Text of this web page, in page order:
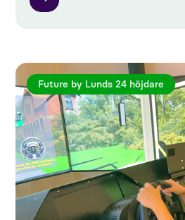
Future by Lunds 24 höjdare